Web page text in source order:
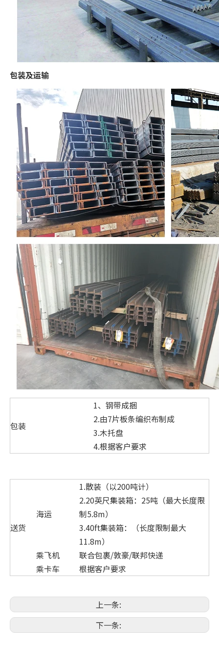
包装及运输
包装
1、钢带成捆
2.由7片板条编织布制成
3.木托盘
4.根据客户要求
送货
海运
1.散装（以200吨计）
2.20英尺集装箱：25吨（最大长度限
制5.8m）
3.40ft集装箱：（长度限制最大
11.8m）
乘飞机
联合包裹/敦豪/联邦快递
乘卡车
根据客户要求
上一条:
下一条: